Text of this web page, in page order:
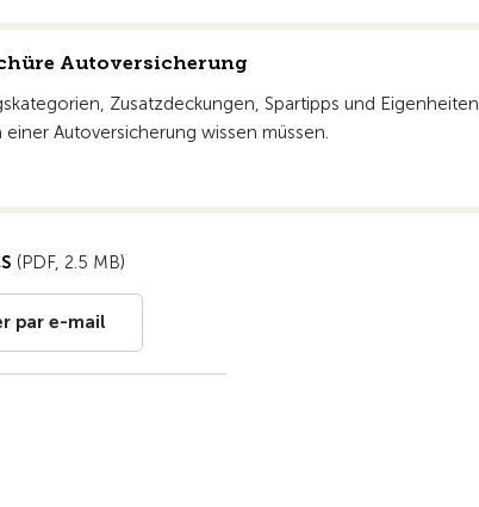
Autoversicherung
Zusatzdeckungen, Spartipps und
einer Autoversicherung wissen müssen.
(PDF, 2.5 MB)
par e-mail